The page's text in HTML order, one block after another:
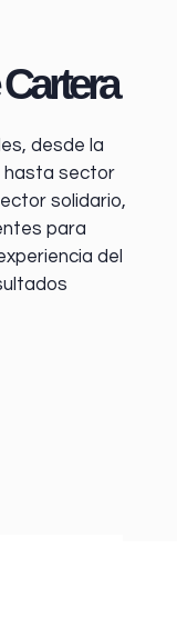
desde la
hasta sector
solidario,
para
del